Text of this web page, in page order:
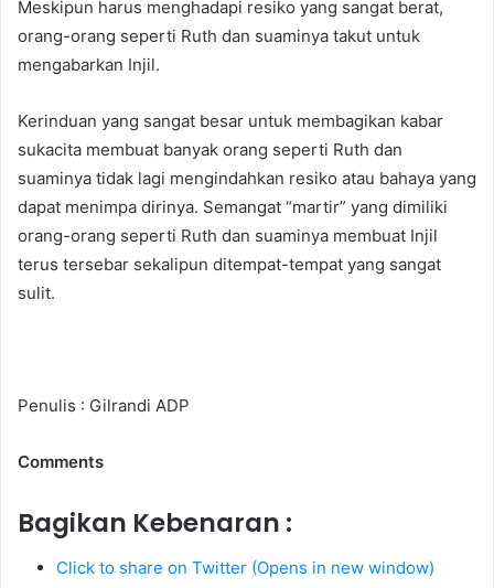
Meskipun harus menghadapi resiko yang sangat berat,
orang-orang seperti Ruth dan suaminya takut untuk
mengabarkan Injil.
Kerinduan yang sangat besar untuk membagikan kabar
sukacita membuat banyak orang seperti Ruth dan
suaminya tidak lagi mengindahkan resiko atau bahaya yang
dapat menimpa dirinya. Semangat “martir” yang dimiliki
orang-orang seperti Ruth dan suaminya membuat Injil
terus tersebar sekalipun ditempat-tempat yang sangat
sulit.
Penulis : Gilrandi ADP
Comments
Bagikan Kebenaran :
Click to share on Twitter (Opens in new window)